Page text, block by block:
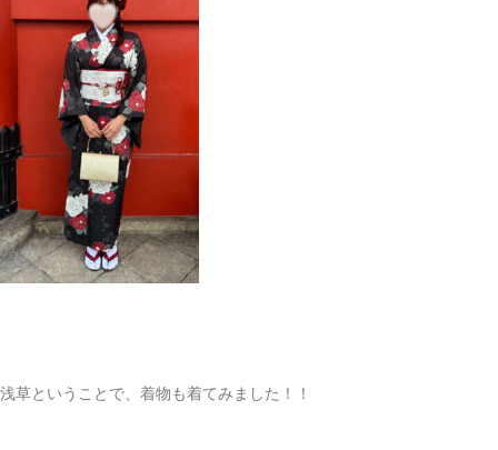
浅草ということで、着物も着てみました！！